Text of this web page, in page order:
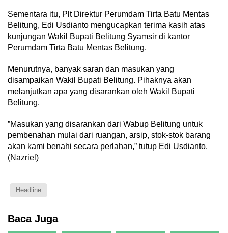
Sementara itu, Plt Direktur Perumdam Tirta Batu Mentas
Belitung, Edi Usdianto mengucapkan terima kasih atas
kunjungan Wakil Bupati Belitung Syamsir di kantor
Perumdam Tirta Batu Mentas Belitung.
Menurutnya, banyak saran dan masukan yang
disampaikan Wakil Bupati Belitung. Pihaknya akan
melanjutkan apa yang disarankan oleh Wakil Bupati
Belitung.
‎”Masukan yang disarankan dari Wabup Belitung untuk
pembenahan mulai dari ruangan, arsip, stok-stok barang
akan kami benahi secara perlahan,” tutup Edi Usdianto.
(Nazriel)
Headline
Baca Juga